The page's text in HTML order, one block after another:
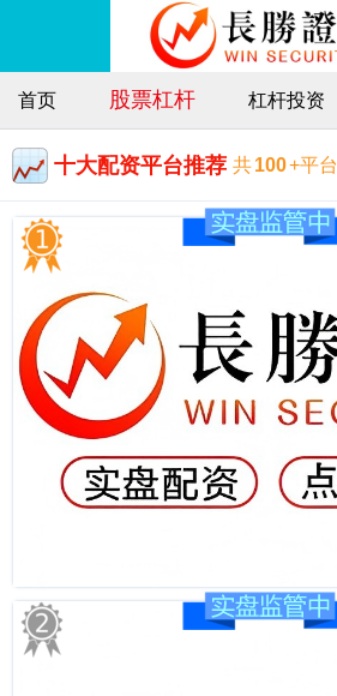
首页 股票杠杆 杠杆投资
十大配资平台推荐 共100+平台